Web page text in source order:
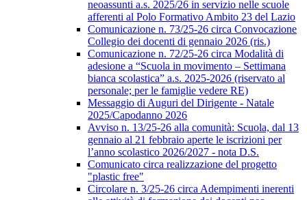
neoassunti a.s. 2025/26 in servizio nelle scuole
afferenti al Polo Formativo Ambito 23 del Lazio
Comunicazione n. 73/25-26 circa Convocazione
Collegio dei docenti di gennaio 2026 (ris.)
Comunicazione n. 72/25-26 circa Modalità di
adesione a “Scuola in movimento – Settimana
bianca scolastica” a.s. 2025-2026 (riservato al
personale; per le famiglie vedere RE)
Messaggio di Auguri del Dirigente - Natale
2025/Capodanno 2026
Avviso n. 13/25-26 alla comunità: Scuola, dal 13
gennaio al 21 febbraio aperte le iscrizioni per
l’anno scolastico 2026/2027 - nota D.S.
Comunicato circa realizzazione del progetto
"plastic free"
Circolare n. 3/25-26 circa Adempimenti inerenti